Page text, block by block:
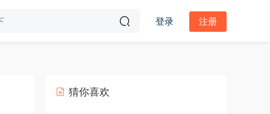
登录 注册
猜你喜欢